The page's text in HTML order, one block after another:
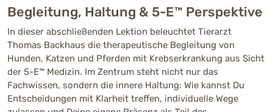
Begleitung, Haltung & 5-E™ Perspektive
In dieser abschließenden Lektion beleuchtet Tierarzt
Thomas Backhaus die therapeutische Begleitung von
Hunden, Katzen und Pferden mit Krebserkrankung aus Sicht
der 5-E™ Medizin. Im Zentrum steht nicht nur das
Fachwissen, sondern die innere Haltung: Wie kannst Du
Entscheidungen mit Klarheit treffen, individuelle Wege